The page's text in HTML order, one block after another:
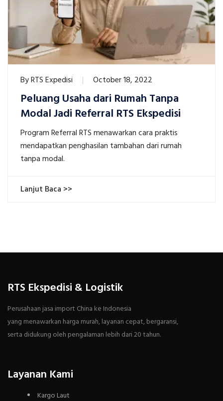
ByRTS Expedisi October 18, 2022
Peluang Usaha dari Rumah Tanpa
Modal Jadi Referral RTS Ekspedisi
Program Referral RTS menawarkan cara praktis
mendapatkan penghasilan tambahan dari rumah
tanpa modal.
Lanjut Baca >>
RTS Ekspedisi & Logistik
Perusahaan jasa import China ke Indonesia
yang menawarkan harga murah, layanan cepat, bergaransi,
serta didukung oleh pengalaman lebih dari 20 tahun.
Layanan Kami
Kargo Laut